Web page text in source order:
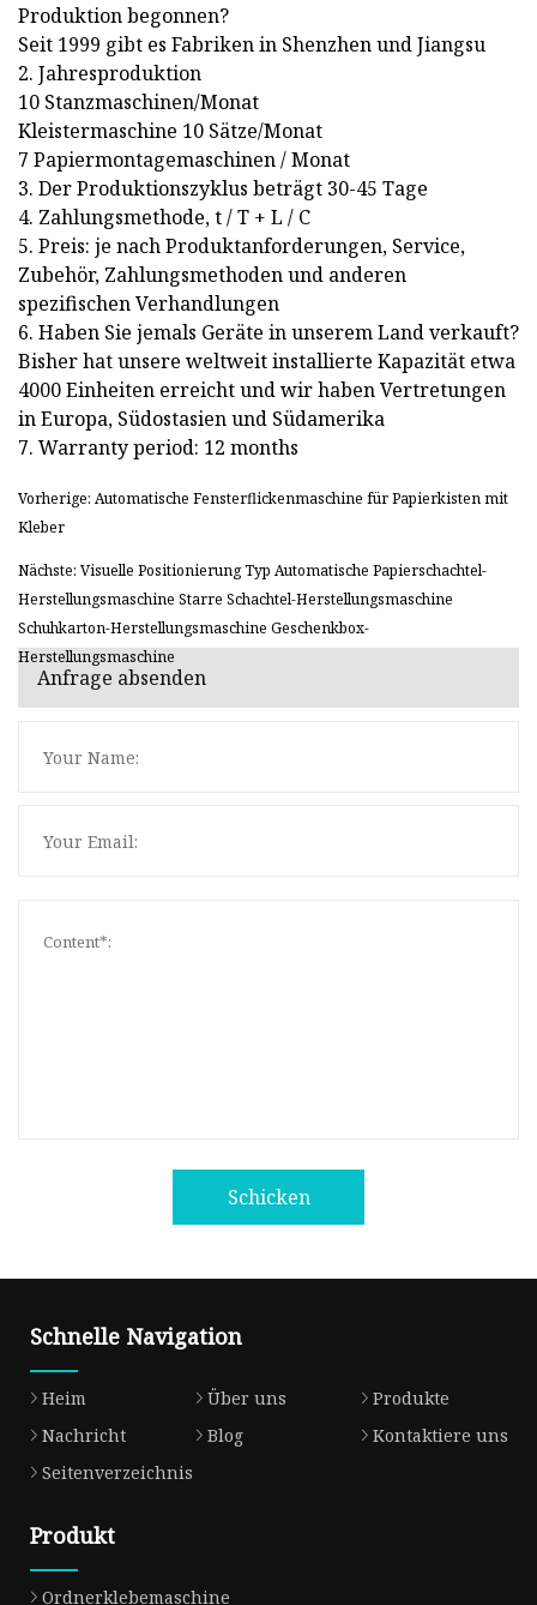
Produktion begonnen?
Seit 1999 gibt es Fabriken in Shenzhen und Jiangsu
2. Jahresproduktion
10 Stanzmaschinen/Monat
Kleistermaschine 10 Sätze/Monat
7 Papiermontagemaschinen / Monat
3. Der Produktionszyklus beträgt 30-45 Tage
4. Zahlungsmethode, t / T + L / C
5. Preis: je nach Produktanforderungen, Service,
Zubehör, Zahlungsmethoden und anderen
spezifischen Verhandlungen
6. Haben Sie jemals Geräte in unserem Land verkauft?
Bisher hat unsere weltweit installierte Kapazität etwa
4000 Einheiten erreicht und wir haben Vertretungen
in Europa, Südostasien und Südamerika
7. Warranty period: 12 months
Vorherige: Automatische Fensterflickenmaschine für Papierkisten mit
Kleber
Nächste: Visuelle Positionierung Typ Automatische Papierschachtel-
Herstellungsmaschine Starre Schachtel-Herstellungsmaschine
Schuhkarton-Herstellungsmaschine Geschenkbox-
Herstellungsmaschine
Anfrage absenden
Schicken
Schnelle Navigation
Heim Über uns
Produkte
Nachricht
Blog
Kontaktiere uns
Seitenverzeichnis
Produkt
Ordnerklebemaschine